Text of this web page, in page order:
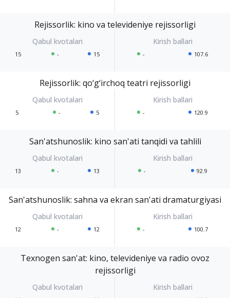
Rejissorlik: kino va televideniye rejissorligi
15 - 15 - 107.6
Rejissorlik: qo‘g‘irchoq teatri rejissorligi
5 - 5 - 120.9
San'atshunoslik: kino san'ati tanqidi va tahlili
13 - 13 - 92.9
San'atshunoslik: sahna va ekran san'ati dramaturgiyasi
12 - 12 - 100.7
Texnogen san'at: kino, televideniye va radio ovoz
rejissorligi